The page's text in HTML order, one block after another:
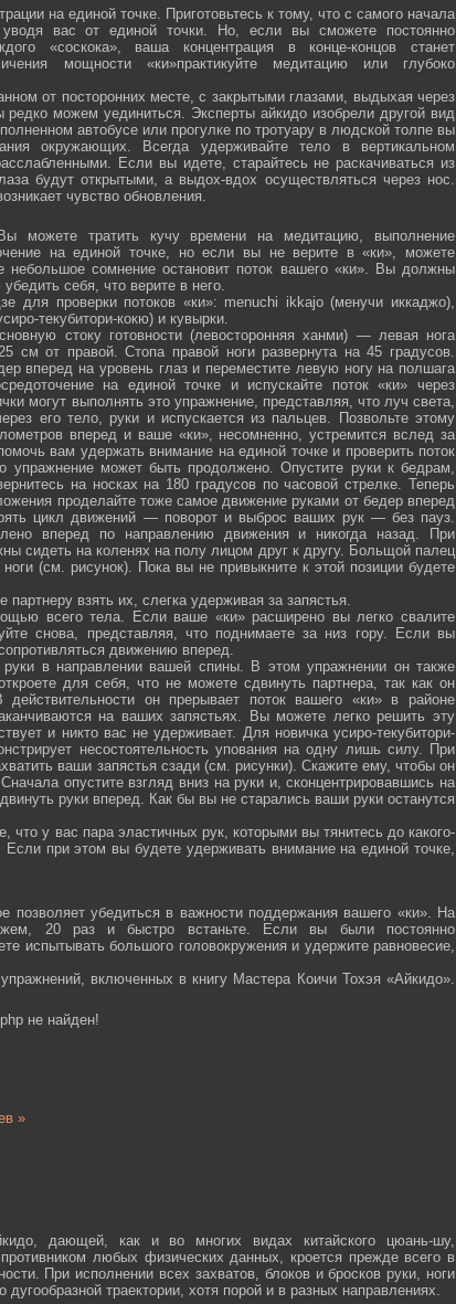
на единой точке. Приготовьтесь к тому, что с самого начала
вас от единой точки. Но, если вы сможете постоянно
«соскока», ваша концентрация в конце-концов станет
мощности «ки»практикуйте медитацию или глубоко
от посторонних месте, с закрытыми глазами, выдыхая через
можем уединиться. Эксперты айкидо изобрели другой вид
автобусе или прогулке по тротуару в людской толпе вы
окружающих. Всегда удерживайте тело в вертикальном
Если вы идете, старайтесь не раскачиваться из
будут открытыми, а выдох-вдох осуществляться через нос.
чувство обновления.
тратить кучу времени на медитацию, выполнение
на единой точке, но если вы не верите в «ки», можете
небольшое сомнение остановит поток вашего «ки». Вы должны
себя, что верите в него.
для проверки потоков «ки»: menuchi ikkajo (менучи иккаджо),
текубитори-кокю) и кувырки.
стоку готовности (левосторонняя ханми) — левая нога
см от правой. Стопа правой ноги развернута на 45 градусов.
вперед на уровень глаз и переместите левую ногу на полшага
на единой точке и испускайте поток «ки» через
могут выполнять это упражнение, представляя, что луч света,
его тело, руки и испускается из пальцев. Позвольте этому
вперед и ваше «ки», несомненно, устремится вслед за
вам удержать внимание на единой точке и проверить поток
упражнение может быть продолжено. Опустите руки к бедрам,
на носках на 180 градусов по часовой стрелке. Теперь
проделайте тоже самое движение руками от бедер вперед
цикл движений — поворот и выброс ваших рук — без пауз.
вперед по направлению движения и никогда назад. При
сидеть на коленях на полу лицом друг к другу. Больщой палец
(см. рисунок). Пока вы не привыкните к этой позиции будете
взять их, слегка удерживая за запястья.
всего тела. Если ваше «ки» расширено вы легко свалите
снова, представляя, что поднимаете за низ гору. Если вы
движению вперед.
в направлении вашей спины. В этом упражнении он также
для себя, что не можете сдвинуть партнера, так как он
он прерывает поток вашего «ки» в районе
на ваших запястьях. Вы можете легко решить эту
и никто вас не удерживает. Для новичка усиро-текубитори-
несостоятельность упования на одну лишь силу. При
ваши запястья сзади (см. рисунки). Скажите ему, чтобы он
опустите взгляд вниз на руки и, сконцентрировавшись на
руки вперед. Как бы вы не старались ваши руки останутся
у вас пара эластичных рук, которыми вы тянитесь до какого-
при этом вы будете удерживать внимание на единой точке,
позволяет убедиться в важности поддержания вашего «ки». На
20 раз и быстро встаньте. Если вы были постоянно
испытывать большого головокружения и удержите равновесие,
включенных в книгу Мастера Коичи Тохэя «Айкидо».
не найден!
»
дающей, как и во многих видах китайского цюань-шу,
любых физических данных, кроется прежде всего в
При исполнении всех захватов, блоков и бросков руки, ноги
дугообразной траектории, хотя порой и в разных направлениях.